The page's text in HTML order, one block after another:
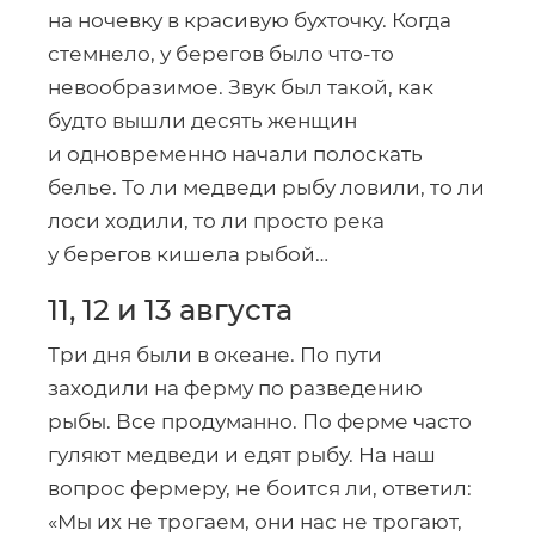
на ночевку в красивую бухточку. Когда
стемнело, у берегов было что-то
невообразимое. Звук был такой, как
будто вышли десять женщин
и одновременно начали полоскать
белье. То ли медведи рыбу ловили, то ли
лоси ходили, то ли просто река
у берегов кишела рыбой…
11, 12 и 13 августа
Три дня были в океане. По пути
заходили на ферму по разведению
рыбы. Все продуманно. По ферме часто
гуляют медведи и едят рыбу. На наш
вопрос фермеру, не боится ли, ответил:
«Мы их не трогаем, они нас не трогают,